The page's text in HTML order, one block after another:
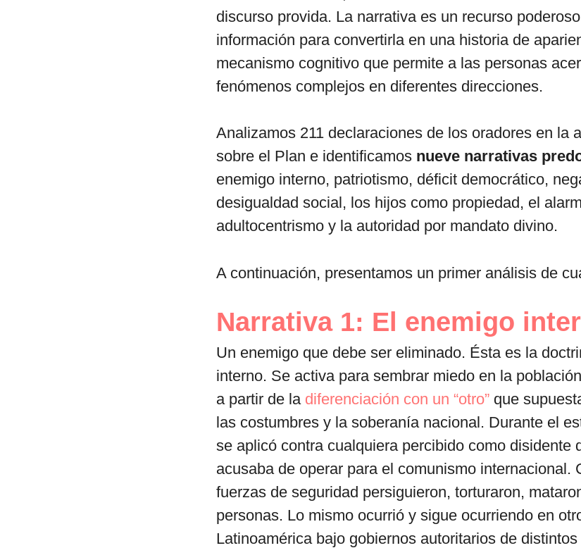
discurso provida. La narrativa es un recurso
información para convertirla en una historia de
mecanismo cognitivo que permite a las personas
fenómenos complejos en diferentes direcciones.
Analizamos 211 declaraciones de los oradores en la
sobre el Plan e identificamos nueve narrativas
enemigo interno, patriotismo, déficit democrático,
desigualdad social, los hijos como propiedad, el
adultocentrismo y la autoridad por mandato divino.
A continuación, presentamos un primer análisis de
Narrativa 1: El enemigo
Un enemigo que debe ser eliminado. Ésta es la
interno. Se activa para sembrar miedo en la
a partir de la diferenciación con un “otro” que
las costumbres y la soberanía nacional. Durante el
se aplicó contra cualquiera percibido como disidente
acusaba de operar para el comunismo internacional.
fuerzas de seguridad persiguieron, torturaron,
personas. Lo mismo ocurrió y sigue ocurriendo en
Latinoamérica bajo gobiernos autoritarios de